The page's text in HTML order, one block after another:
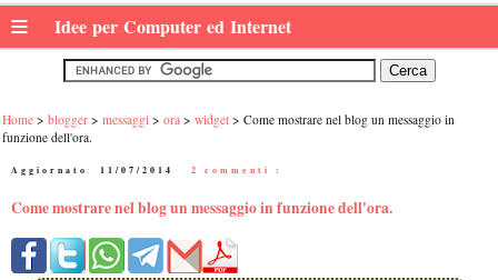
≡ Idee per Computer ed Internet
Home blogger messaggi ora widget
Come mostrare nel blog un messaggio in
funzione dell'ora.
Aggiornato: 11/07/2014 2 commenti :
Come mostrare nel blog un messaggio in funzione dell'ora.